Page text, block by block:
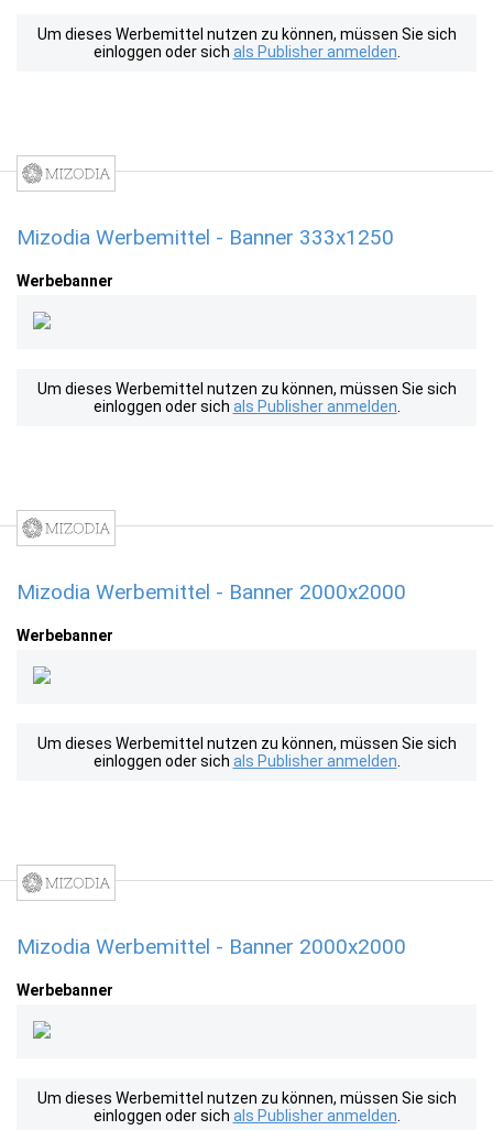
Um dieses Werbemittel nutzen zu können, müssen Sie sich
einloggen oder sich als Publisher anmelden
Mizodia Werbemittel - Banner 333x1250
Werbebanner
Um dieses Werbemittel nutzen zu können, müssen Sie sich
einloggen oder sich als Publisher anmelden
Mizodia Werbemittel - Banner 2000x2000
Werbebanner
Um dieses Werbemittel nutzen zu können, müssen Sie sich
einloggen oder sich als Publisher anmelden
Mizodia Werbemittel - Banner 2000x2000
Werbebanner
Um dieses Werbemittel nutzen zu können, müssen Sie sich
einloggen oder sich als Publisher anmelden